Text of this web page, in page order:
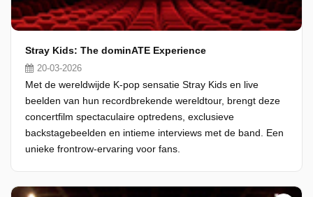
Stray Kids: The dominATE Experience
20-03-2026
Met de wereldwijde K-pop sensatie Stray Kids en live
beelden van hun recordbrekende wereldtour, brengt deze
concertfilm spectaculaire optredens, exclusieve
backstagebeelden en intieme interviews met de band. Een
unieke frontrow-ervaring voor fans.